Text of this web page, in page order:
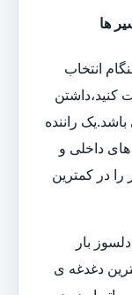
ها
انتخاب
کنید،داشتن
راننده
داخلی و
را در کمترین
بار
دغدغه ی